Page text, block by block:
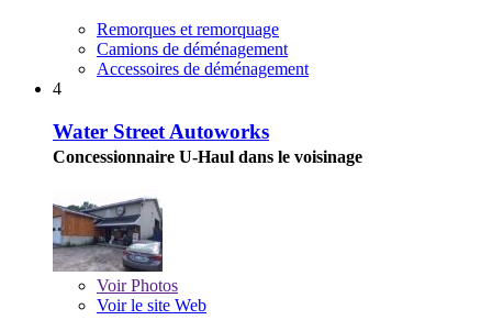
Remorques et remorquage
Camions de déménagement
Accessoires de déménagement
4
Water Street Autoworks
Concessionnaire U-Haul dans le voisinage
VoirPhotos
Voir le site Web